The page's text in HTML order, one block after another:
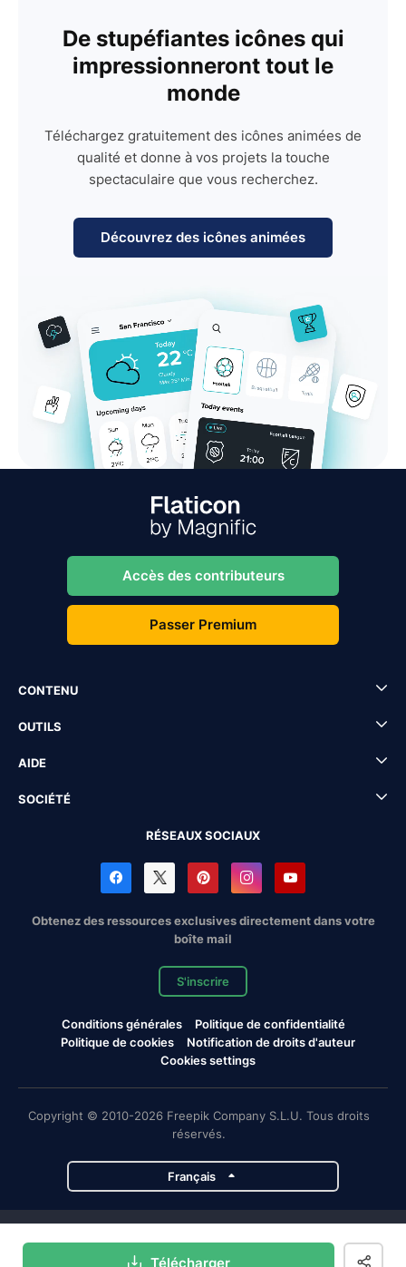
Télécharger
De stupéfiantes icônes qui
impressionneront tout le
monde
Téléchargez gratuitement des icônes animées de
qualité et donne à vos projets la touche
spectaculaire que vous recherchez.
Découvrez des icônes animées
Accès des contributeurs
Passer Premium
CONTENU
OUTILS
AIDE
SOCIÉTÉ
RÉSEAUX SOCIAUX
Obtenez des ressources exclusives directement dans votre
boîte mail
S'inscrire
Conditions générales
Politique de confidentialité
Politique de cookies
Notification de droits d'auteur
Cookies settings
Copyright © 2010-2026 Freepik Company S.L.U. Tous droits
réservés.
Français